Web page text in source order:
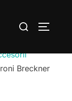
Caută
Breckner